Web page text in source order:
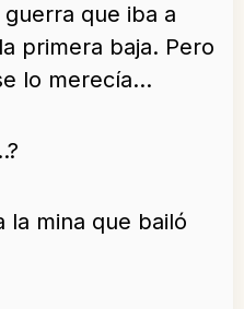
que iba a
primera baja. Pero
lo merecía…
la mina que bailó